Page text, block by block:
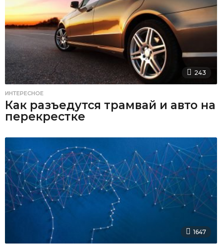
243
ИНТЕРЕСНОЕ
Как разъедутся трамвай и авто на
перекрестке
1647